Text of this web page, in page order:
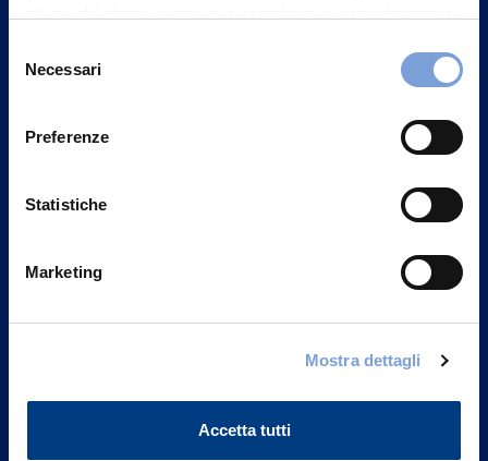
può trovare nel footer del sito nella sezione "Informativa
delNecessari
Preferenze
Statistiche
Marketing
Mostra dettagli
Accetta tutti
Contattaci